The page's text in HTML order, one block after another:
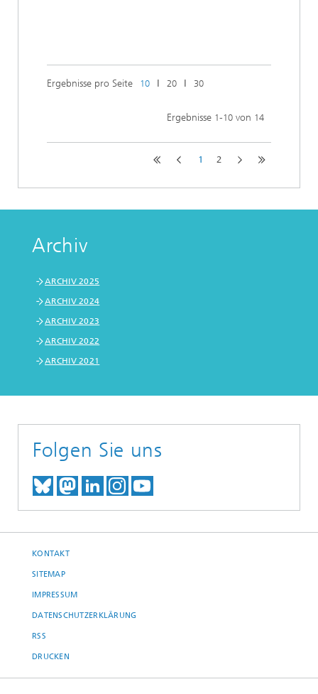
Ergebnisse pro Seite 10 ǀ 20 ǀ 30
Ergebnisse 1-10 von 14
1 2
Archiv
ARCHIV 2025
ARCHIV 2024
ARCHIV 2023
ARCHIV 2022
ARCHIV 2021
Folgen Sie uns
TREFFEN SIE UNS AUF BLUESKY
TREFFEN SIE UNS AUF
TREFFEN SIE UNS BEI
BESUCHEN SIE UNSER
UNSER VIDEO-
KONTAKT
SITEMAP
IMPRESSUM
DATENSCHUTZERKLÄRUNG
RSS
DRUCKEN